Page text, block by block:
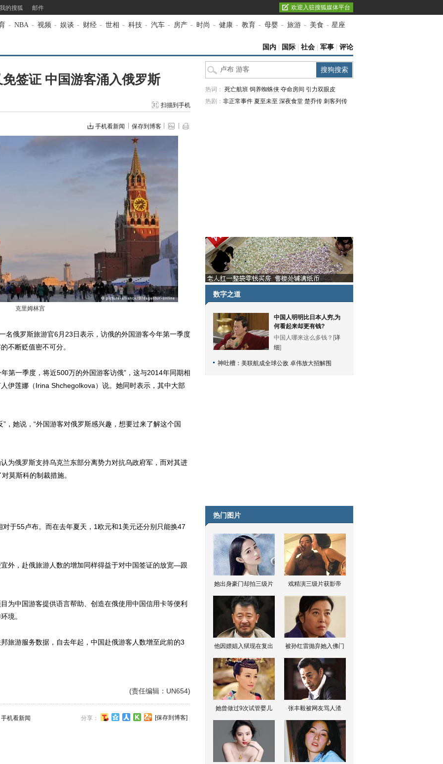
我的搜狐 邮件 欢迎入驻搜狐媒体平台
- NBA - 视频 - 娱谈 - 财经 - 世相 - 科技 - 汽车 - 房产 - 时尚 - 健康 - 教育 - 母婴 - 旅游 - 美食 - 星座
国内 国际 社会 军事 评论
签证 中国游客涌入俄罗斯
扫描到手机
手机看新闻 保存到博客
克里姆林宫
罗斯旅游官6月23日表示，访俄的外国游客今年第一季度
不断贬值密不可分。
一季度，将近500万的外国游客访俄”，这与2014年同期相
伊莲娜（Irina Shchegolkova）说。她同时表示，其中大部
她说，“外国游客对俄罗斯感兴趣，想要过来了解这个国
俄罗斯支持乌克兰东部分离势力对抗乌政府军，而对其进
莫斯科的制裁措施。
55卢布。而在去年夏天，1欧元和1美元还分别只能换47
，赴俄旅游人数的增加同样得益于对中国签证的放宽—跟
中国游客提供语言帮助、创造在俄使用中国信用卡等便利
境。
游服务数据，自去年起，中国赴俄游客人数增至此前的3
(责任编辑：UN654)
分享： [保存到博客]
手机看新闻
热词： 死亡航班 饲养蜘蛛侠 夺命房间 引力双眼皮
热剧： 非正常事件 夏至未至 深夜食堂 楚乔传 刺客列传
数字之道
中国人明明比日本人穷,为
何看起来却更有钱?
中国人哪来这么多钱？[详
细]
神吐槽： 美联航成全球公敌 卓伟放大招解围
热门图片
她出身豪门却拍三级片 戏精演三级片获影帝
他因嫖娼入狱现在复出 被孙红雷抛弃她入佛门
她曾做过9次试管婴儿 张丰毅被网友骂人渣